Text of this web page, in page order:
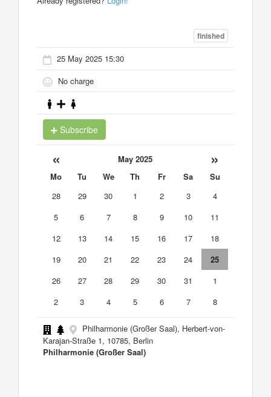
finished
25 May 2025 15:30
No charge
Subscribe
« May 2025 »
Mo Tu We Th Fr Sa
Su
28
29 30 1 2 3
4
5
6 7 8 9 10
11
12
13 14 15 16 17
18
19
20 21 22 23 24
25
26
27 28 29 30 31
1
2
3 4 5 6 7 8
Philharmonie (Großer Saal), Herbert-von-
Karajan-Straße 1, 10785, Berlin
Philharmonie (Großer Saal)